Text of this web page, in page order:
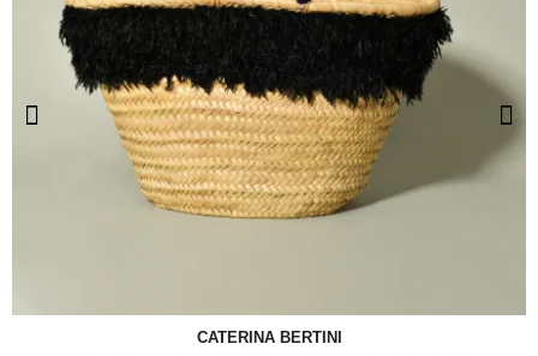
CATERINA BERTINI